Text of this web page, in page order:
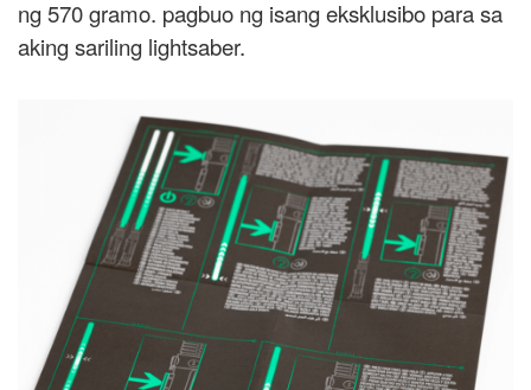
ng 570 gramo. pagbuo ng isang eksklusibo para sa
aking sariling lightsaber.